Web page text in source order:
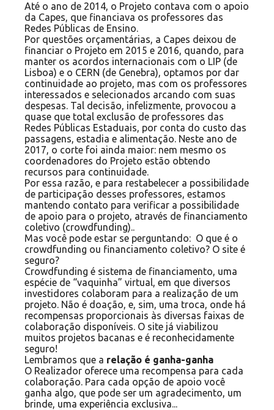
Até o ano de 2014, o Projeto contava com o apoio
da Capes, que financiava os professores das
Redes Públicas de Ensino.
Por questões orçamentárias, a Capes deixou de
financiar o Projeto em 2015 e 2016, quando, para
manter os acordos internacionais com o LIP (de
Lisboa) e o CERN (de Genebra), optamos por dar
continuidade ao projeto, mas com os professores
interessados e selecionados arcando com suas
despesas. Tal decisão, infelizmente, provocou a
quase que total exclusão de professores das
Redes Públicas Estaduais, por conta do custo das
passagens, estadia e alimentação. Neste ano de
2017, o corte foi ainda maior: nem mesmo os
coordenadores do Projeto estão obtendo
recursos para continuidade.
Por essa razão, e para restabelecer a possibilidade
de participação desses professores, estamos
mantendo contato para verificar a possibilidade
de apoio para o projeto, através de financiamento
coletivo (crowdfunding)..
Mas você pode estar se perguntando: O que é o
crowdfunding ou financiamento coletivo? O site é
seguro?
Crowdfunding é sistema de financiamento, uma
espécie de “vaquinha” virtual, em que diversos
investidores colaboram para a realização de um
projeto. Não é doação, e, sim, uma troca, onde há
recompensas proporcionais às diversas faixas de
colaboração disponíveis. O site já viabilizou
muitos projetos bacanas e é reconhecidamente
seguro!
Lembramos que a relação é ganha-ganha
O Realizador oferece uma recompensa para cada
colaboração. Para cada opção de apoio você
ganha algo, que pode ser um agradecimento, um
brinde, uma experiência exclusiva...